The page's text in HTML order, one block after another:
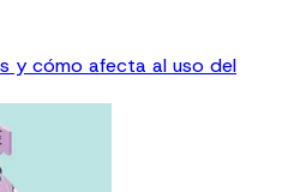
y cómo afecta al uso del